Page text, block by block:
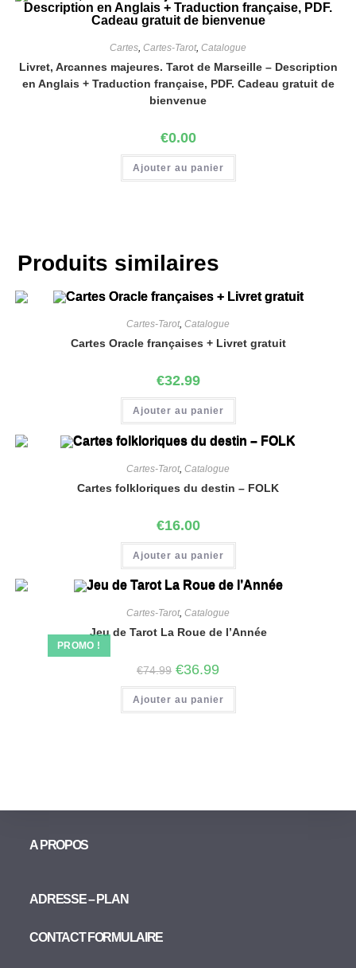
Cartes, Cartes-Tarot, Catalogue
Livret, Arcannes majeures. Tarot de Marseille – Description
en Anglais + Traduction française, PDF. Cadeau gratuit de
bienvenue
€0.00
Ajouter au panier
Produits similaires
Cartes-Tarot, Catalogue
Cartes Oracle françaises + Livret gratuit
€32.99
Ajouter au panier
Cartes-Tarot, Catalogue
Cartes folkloriques du destin – FOLK
€16.00
Ajouter au panier
PROMO !
Cartes-Tarot, Catalogue
Jeu de Tarot La Roue de l’Année
€74.99 €36.99
Ajouter au panier
A PROPOS
ADRESSE – PLAN
CONTACT FORMULAIRE